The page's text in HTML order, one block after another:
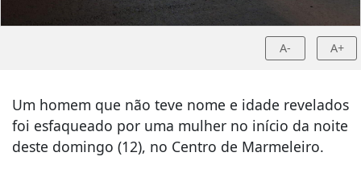
A- A+
Um homem que não teve nome e idade revelados
foi esfaqueado por uma mulher no início da noite
deste domingo (12), no Centro de Marmeleiro.